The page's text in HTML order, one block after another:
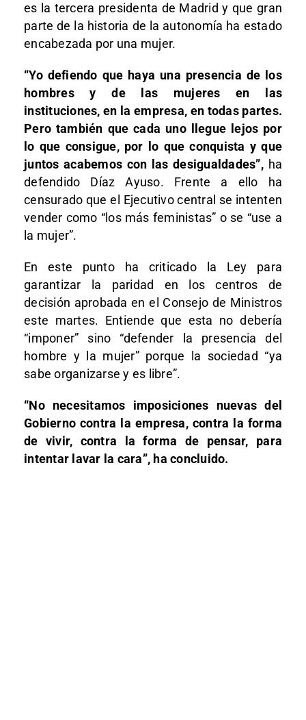
es la tercera presidenta de Madrid y que gran
parte de la historia de la autonomía ha estado
encabezada por una mujer.
“Yo defiendo que haya una presencia de los
hombres y de las mujeres en las
instituciones, en la empresa, en todas partes.
Pero también que cada uno llegue lejos por
lo que consigue, por lo que conquista y que
juntos acabemos con las desigualdades”,ha
defendido Díaz Ayuso. Frente a ello ha
censurado que el Ejecutivo central se intenten
vender como “los más feministas” o se “use a
la mujer”.
En este punto ha criticado la Ley para
garantizar la paridad en los centros de
decisión aprobada en el Consejo de Ministros
este martes. Entiende que esta no debería
“imponer” sino “defender la presencia del
hombre y la mujer” porque la sociedad “ya
sabe organizarse y es libre”.
“No necesitamos imposiciones nuevas del
Gobierno contra la empresa, contra la forma
de vivir, contra la forma de pensar, para
intentar lavar la cara”, ha concluido.